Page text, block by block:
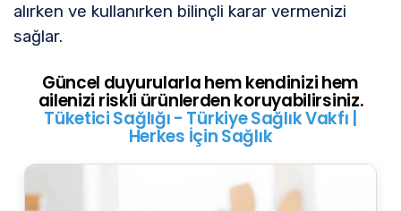
alırken ve kullanırken bilinçli karar vermenizi
sağlar.
Güncel duyurularla hem kendinizi hem
ailenizi riskli ürünlerden koruyabilirsiniz.
Tüketici Sağlığı - Türkiye Sağlık Vakfı |
Herkes İçin Sağlık